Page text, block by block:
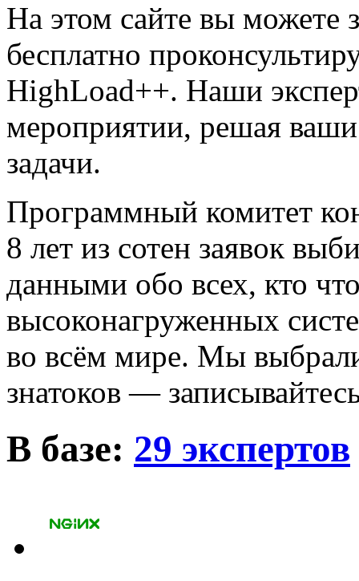
На этом сайте вы можете
бесплатно
HighLoad++. Наши
мероприятии, решая
задачи.
Программный комитет
8 лет из сотен заявок
данными обо всех, кто
высоконагруженных
во всём мире. Мы
знатоков —
В базе: 29 экспертов